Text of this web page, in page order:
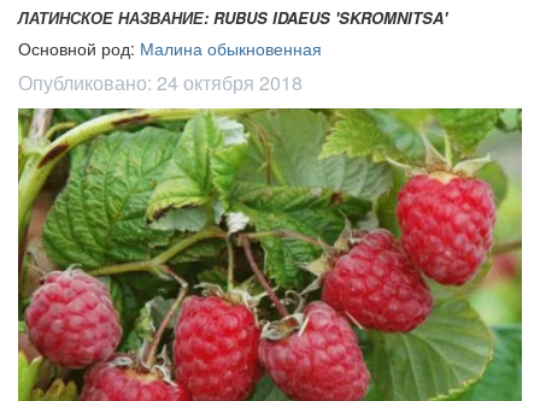
ЛАТИНСКОЕ НАЗВАНИЕ: RUBUS IDAEUS 'SKROMNITSA'
Основной род: Малина обыкновенная
Опубликовано: 24 октября 2018